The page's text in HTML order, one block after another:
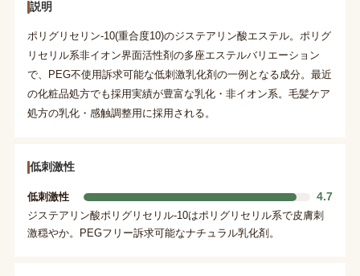
説明
ポリグリセリン-10(重合度10)のジステアリン酸エステル。ポリグ
リセリル系非イオン界面活性剤の多座エステルバリエーション
で、PEG不使用訴求可能な低刺激乳化剤の一例となる成分。最近
の化粧品処方でも採用実績が豊富な乳化・非イオン系。毛髪ケア
処方の乳化・感触調整用に採用される。
低刺激性
低刺激性 4.7
ジステアリン酸ポリグリセリル-10はポリグリセリル系で皮膚刺
激穏やか。PEGフリー訴求可能なナチュラル乳化剤。